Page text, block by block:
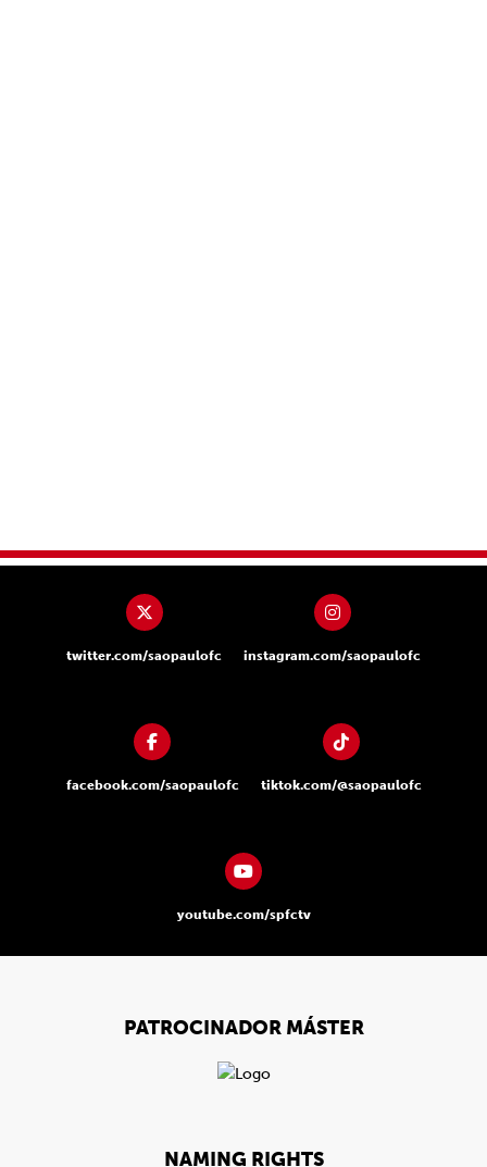
twitter.com/saopaulofc instagram.com/saopaulofc
facebook.com/saopaulofc tiktok.com/@saopaulofc
youtube.com/spfctv
PATROCINADOR MÁSTER
NAMING RIGHTS